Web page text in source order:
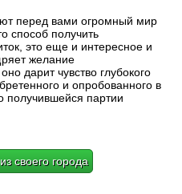
перед вами огромный мир
способ получить
это еще и интересное и
желание
дарит чувство глубокого
и опробованного в
получившейся партии
своего города